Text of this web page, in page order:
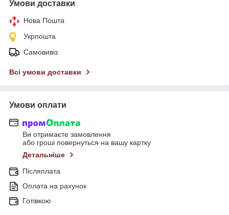
Умови доставки
Нова Пошта
Укрпошта
Самовивіз
Всі умови доставки
Умови оплати
Ви отримаєте замовлення
або гроші повернуться на вашу картку
Детальніше
Післяплата
Оплата на рахунок
Готівкою